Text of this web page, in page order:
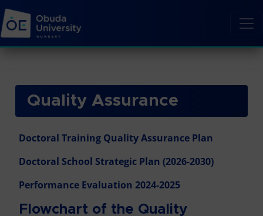
Quality Assurance
Doctoral Training Quality Assurance Plan
Doctoral School Strategic Plan (2026-2030)
Performance Evaluation 2024-2025
Flowchart of the Quality